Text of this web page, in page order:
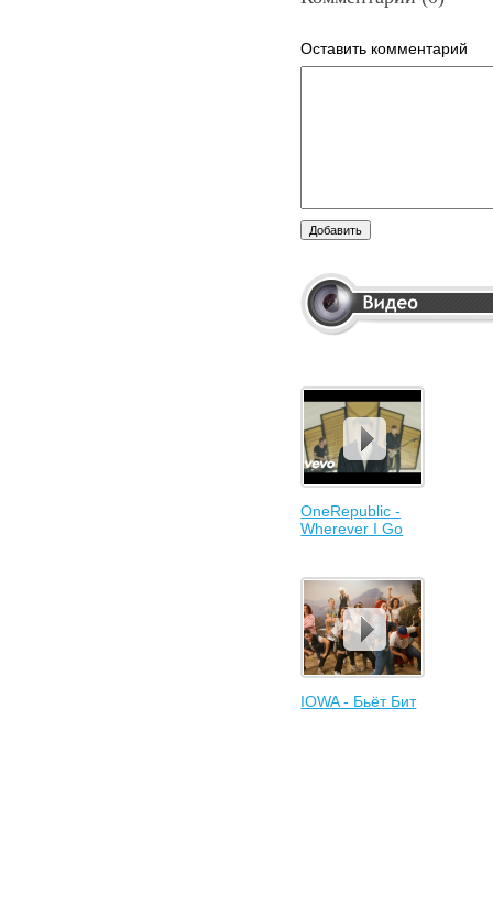
Оставить комментарий
OneRepublic -
Wherever I Go
IOWA - Бьёт Бит